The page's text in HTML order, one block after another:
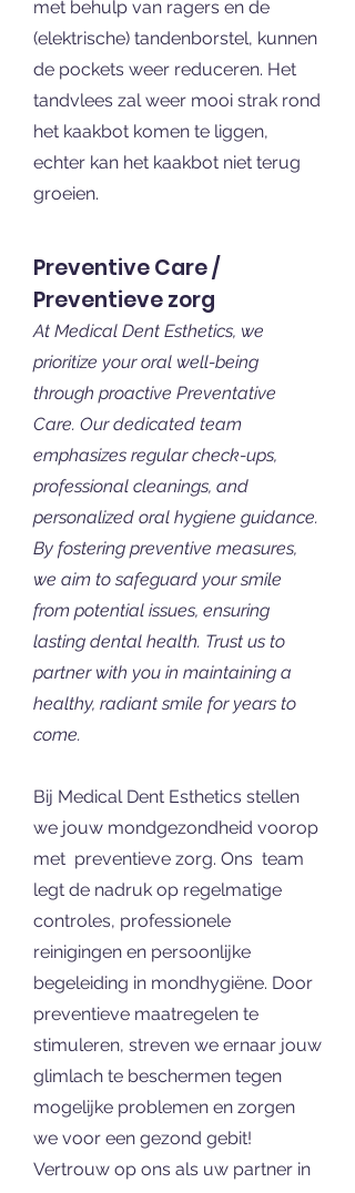
met behulp van ragers en de
(elektrische) tandenborstel, kunnen
de pockets weer reduceren. Het
tandvlees zal weer mooi strak rond
het kaakbot komen te liggen,
echter kan het kaakbot niet terug
groeien.
Preventive Care /
Preventieve zorg
At Medical Dent Esthetics, we
prioritize your oral well-being
through proactive Preventative
Care. Our dedicated team
emphasizes regular check-ups,
professional cleanings, and
personalized oral hygiene guidance.
By fostering preventive measures,
we aim to safeguard your smile
from potential issues, ensuring
lasting dental health. Trust us to
partner with you in maintaining a
healthy, radiant smile for years to
come.
Bij Medical Dent Esthetics stellen
we jouw mondgezondheid voorop
met preventieve zorg. Ons team
legt de nadruk op regelmatige
controles, professionele
reinigingen en persoonlijke
begeleiding in mondhygiëne. Door
preventieve maatregelen te
stimuleren, streven we ernaar jouw
glimlach te beschermen tegen
mogelijke problemen en zorgen
we voor een gezond gebit!
Vertrouw op ons als uw partner in